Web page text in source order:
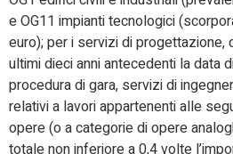
e OG11 impianti tecnologici
euro); per i servizi di progettazione,
ultimi dieci anni antecedenti la data
procedura di gara, servizi di
relativi a lavori appartenenti alle
opere (o a categorie di opere
totale non inferiore a 0,4 volte